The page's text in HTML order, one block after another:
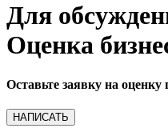
Для
Оценка
Оставьте заявку на оценку
НАПИСАТЬ